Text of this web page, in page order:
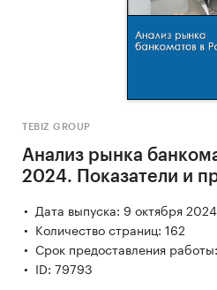
TEBIZ GROUP
Анализ рынка
2024. Показатели и
Дата выпуска: 9 октября 2024
Количество страниц: 162
Срок предоставления
ID: 79793